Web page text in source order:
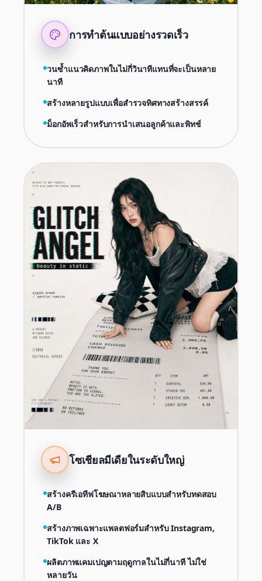
การทำต้นแบบอย่างรวดเร็ว
วนซ้ำแนวคิดภาพในไม่กี่วินาทีแทนที่จะเป็นหลาย
นาที
สร้างหลายรูปแบบเพื่อสำรวจทิศทางสร้างสรรค์
ม็อกอัพเร็วสำหรับการนำเสนอลูกค้าและพิทช์
โซเชียลมีเดียในระดับใหญ่
สร้างครีเอทีฟโฆษณาหลายสิบแบบสำหรับทดสอบ
A/B
สร้างภาพเฉพาะแพลตฟอร์มสำหรับ Instagram,
TikTok และ X
ผลิตภาพแคมเปญตามฤดูกาลในไม่กี่นาที ไม่ใช่
หลายวัน